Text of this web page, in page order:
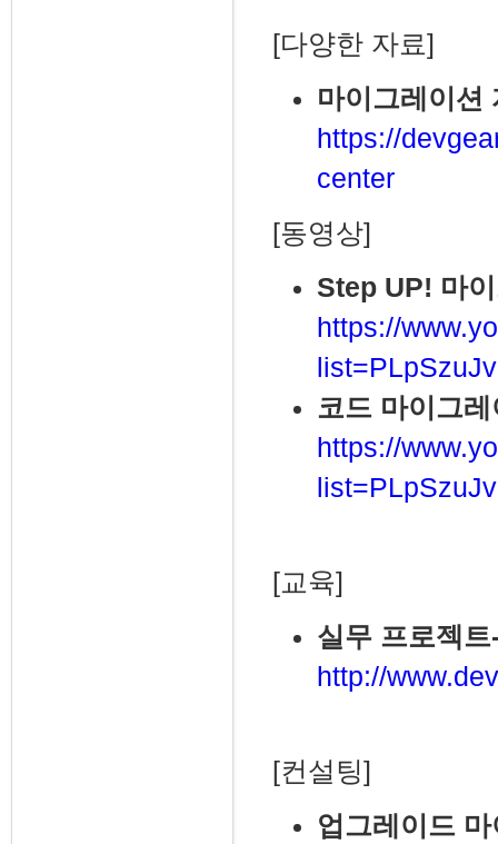
[다양한 자료]
마이그레이션
https://
center
[동영상]
Step UP! 마
https://
코드 마이그
https://
[교육]
실무 프로젝
http://
[컨설팅]
업그레이드